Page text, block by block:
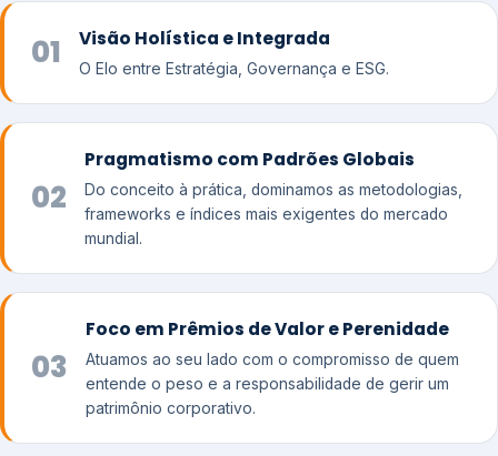
01 Visão Holística e Integrada
O Elo entre Estratégia, Governança e ESG.
02
Pragmatismo com Padrões Globais
Do conceito à prática, dominamos as metodologias,
frameworks e índices mais exigentes do mercado
mundial.
03
Foco em Prêmios de Valor e Perenidade
Atuamos ao seu lado com o compromisso de quem
entende o peso e a responsabilidade de gerir um
patrimônio corporativo.